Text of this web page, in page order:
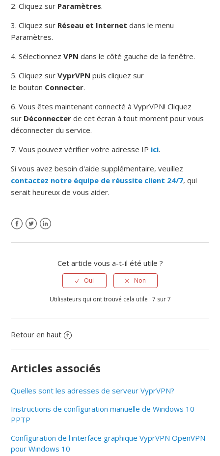
2. Cliquez sur Paramètres.
3. Cliquez sur Réseau et Internet dans le menu
Paramètres.
4. SélectionnezVPN dans le côté gauche de la fenêtre.
5. Cliquez surVyprVPN puis cliquez sur
le bouton Connecter.
6. Vous êtes maintenant connecté à VyprVPN! Cliquez
sur Déconnecter de cet écran à tout moment pour vous
déconnecter du service.
7. Vous pouvez vérifier votre adresse IP ici.
Si vous avez besoin d'aide supplémentaire, veuillez
contactez notre équipe de réussite client 24/7, qui
serait heureux de vous aider.
Cet article vous a-t-il été utile ?
Oui Non
Utilisateurs qui ont trouvé cela utile : 7 sur 7
Retour en haut
Articles associés
Quelles sont les adresses de serveur VyprVPN?
Instructions de configuration manuelle de Windows 10
PPTP
Configuration de l'interface graphique VyprVPN OpenVPN
pour Windows 10